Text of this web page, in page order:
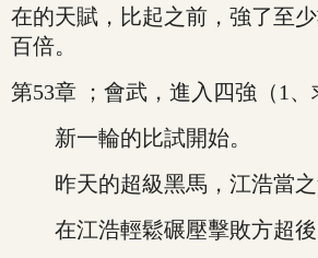
在的天賦，比起之前，強了至
百倍。
第53章 ；會武，進入四強（1、
新一輪的比試開始。
昨天的超級黑馬，江浩當之
在江浩輕鬆碾壓擊敗方超後